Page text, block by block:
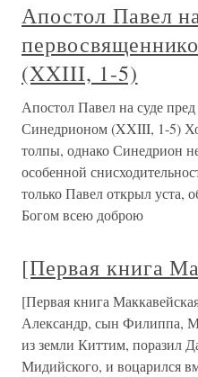
Апостол Павел
(XXIII, 1-5)
Апостол Павел на суде
Синедрионом (XXIII, 1-5)
толпы, однако Синедрион
особенной
только Павел открыл уста,
Богом всею доброю
[Первая книга
[Первая книга
Александр, сын Филиппа,
из земли Киттим, поразил
Мидийского, и воцарился